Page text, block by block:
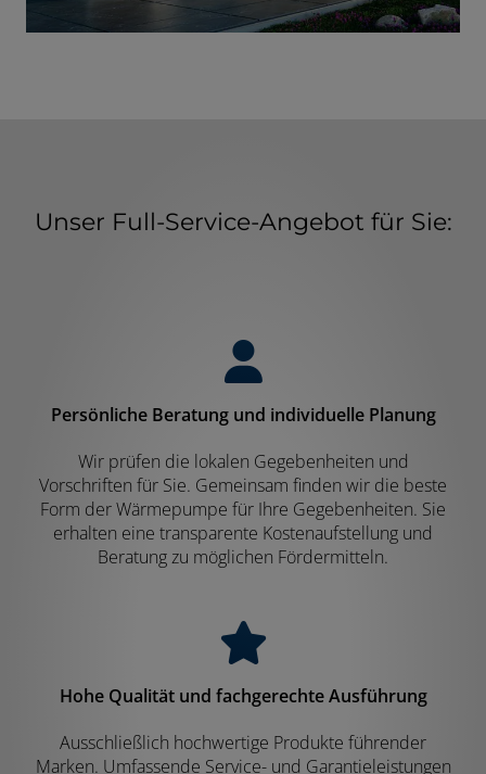
Unser Full-Service-Angebot für Sie:
Persönliche Beratung und individuelle Planung
Wir prüfen die lokalen Gegebenheiten und
Vorschriften für Sie. Gemeinsam finden wir die beste
Form der Wärmepumpe für Ihre Gegebenheiten. Sie
erhalten eine transparente Kostenaufstellung und
Beratung zu möglichen Fördermitteln.
Hohe Qualität und fachgerechte Ausführung
Ausschließlich hochwertige Produkte führender
Marken. Umfassende Service- und Garantieleistungen